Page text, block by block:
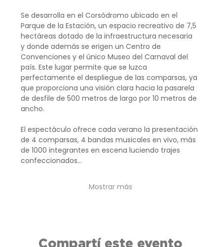
Se desarrolla en el Corsódromo ubicado en el
Parque de la Estación, un espacio recreativo de 7,5
hectáreas dotado de la infraestructura necesaria
y donde además se erigen un Centro de
Convenciones y el único Museo del Carnaval del
país. Este lugar permite que se luzca
perfectamente el despliegue de las comparsas, ya
que proporciona una visión clara hacia la pasarela
de desfile de 500 metros de largo por 10 metros de
ancho.
El espectáculo ofrece cada verano la presentación
de 4 comparsas, 4 bandas musicales en vivo, más
de 1000 integrantes en escena luciendo trajes
confeccionados…
Mostrar más
Compartí este evento